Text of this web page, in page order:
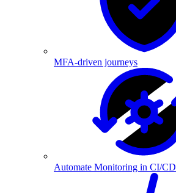
MFA-driven journeys
Automate Monitoring in CI/CD